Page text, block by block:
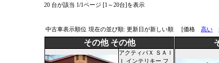
20 台が該当 1/1ページ [1～20台]を表示
中古車表示順位 現在の並び順: 更新日が新しい順 [価格 高い
その他 その他
アクティバＸ ＳＡＩ
Ｉ インテリキー フ